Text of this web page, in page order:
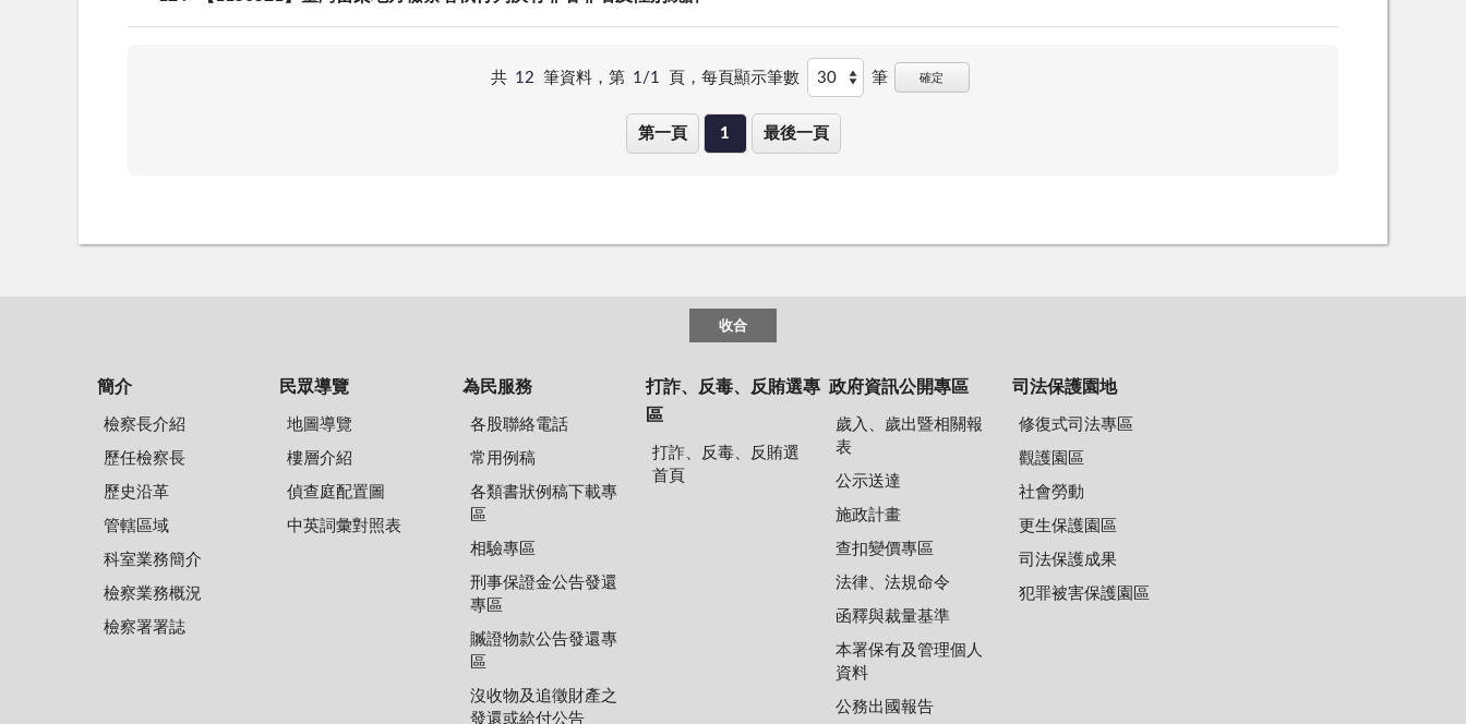
共 12 筆資料，第 1/1 頁， 每頁顯示筆數 筆 確定
第一頁 1 最後一頁
收合
簡介
檢察長介紹
歷任檢察長
歷史沿革
管轄區域
科室業務簡介
檢察業務概況
檢察署署誌
民眾導覽
地圖導覽
樓層介紹
偵查庭配置圖
中英詞彙對照表
為民服務
各股聯絡電話
常用例稿
各類書狀例稿下載專
區
相驗專區
刑事保證金公告發還
專區
贓證物款公告發還專
區
沒收物及追徵財產之
發還或給付公告
打詐、反毒、反賄選專
區
打詐、反毒、反賄選
首頁
政府資訊公開專區
歲入、歲出暨相關報
表
公示送達
施政計畫
查扣變價專區
法律、法規命令
函釋與裁量基準
本署保有及管理個人
資料
公務出國報告
司法保護園地
修復式司法專區
觀護園區
社會勞動
更生保護園區
司法保護成果
犯罪被害保護園區